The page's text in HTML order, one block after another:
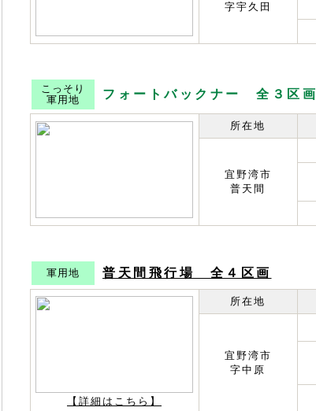
字宇久田
こっそり
軍用地
フォートバックナー 全３区画
所在地
宜野湾市
普天間
軍用地 普天間飛行場 全４区画
【詳細はこちら】
所在地
宜野湾市
字中原